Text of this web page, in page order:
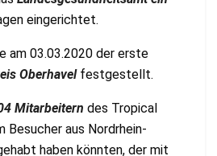
eingerichtet.
am 03.03.2020 der erste
Oberhavelfestgestellt.
Mitarbeitern des Tropical
Besucher aus Nordrhein-
haben könnten, der mit